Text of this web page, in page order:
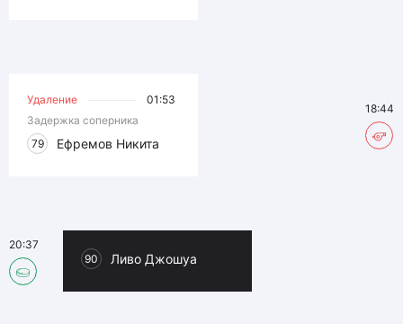
Удаление
01:53
Задержка соперника
79
Ефремов Никита
18:44
90 Ливо Джошуа
20:37